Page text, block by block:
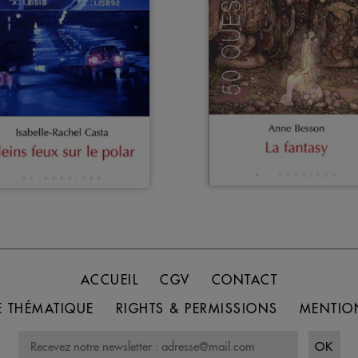
ACCUEIL CGV
CONTACT
THÉMATIQUE
RIGHTS & PERMISSIONS
OK